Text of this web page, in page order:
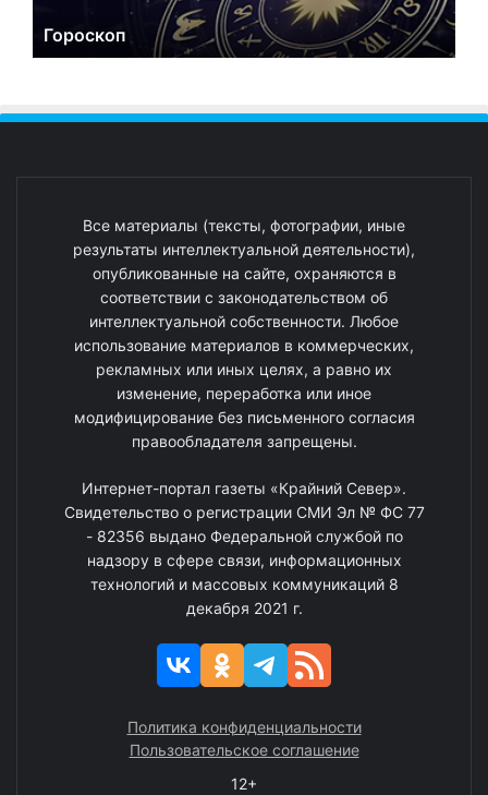
Гороскоп
Все материалы (тексты, фотографии, иные
результаты интеллектуальной деятельности),
опубликованные на сайте, охраняются в
соответствии с законодательством об
интеллектуальной собственности. Любое
использование материалов в коммерческих,
рекламных или иных целях, а равно их
изменение, переработка или иное
модифицирование без письменного согласия
правообладателя запрещены.
Интернет-портал газеты «Крайний Север».
Свидетельство о регистрации СМИ Эл № ФС 77
- 82356 выдано Федеральной службой по
надзору в сфере связи, информационных
технологий и массовых коммуникаций 8
декабря 2021 г.
Политика конфиденциальности
Пользовательское соглашение
12+